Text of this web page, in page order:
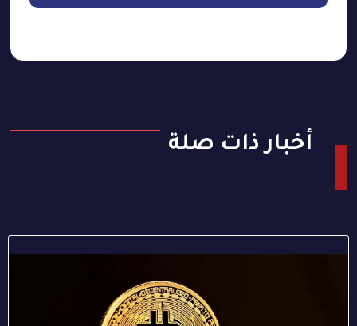
أخبار ذات صلة